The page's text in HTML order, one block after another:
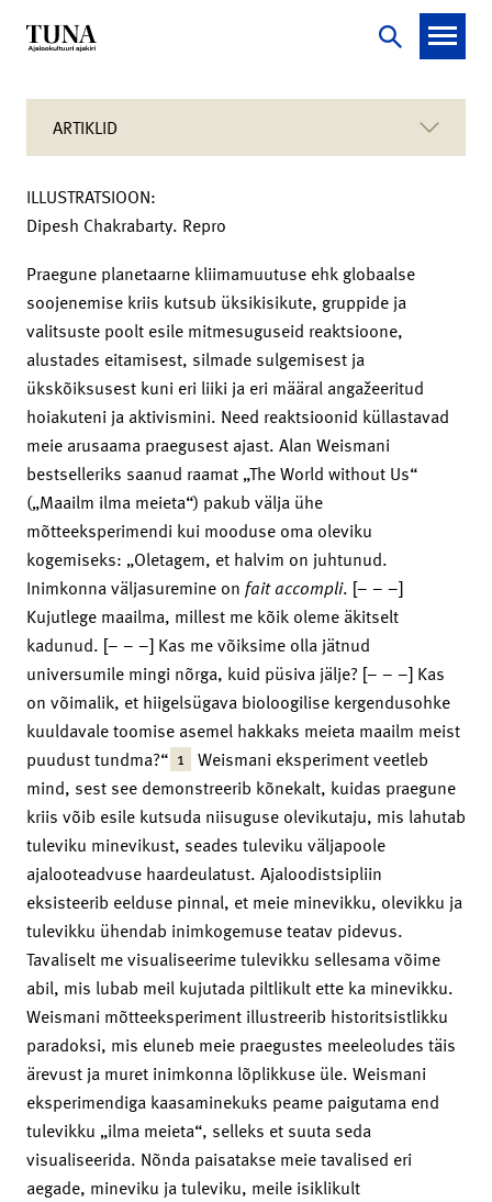
ARTIKLID
ILLUSTRATSIOON:
Dipesh Chakrabarty. Repro
Praegune planetaarne kliimamuutuse ehk globaalse
soojenemise kriis kutsub üksikisikute, gruppide ja
valitsuste poolt esile mitmesuguseid reaktsioone,
alustades eitamisest, silmade sulgemisest ja
ükskõiksusest kuni eri liiki ja eri määral angažeeritud
hoiakuteni ja aktivismini. Need reaktsioonid küllastavad
meie arusaama praegusest ajast. Alan Weismani
bestselleriks saanud raamat „The World without Us“
(„Maailm ilma meieta“) pakub välja ühe
mõtteeksperimendi kui mooduse oma oleviku
kogemiseks: „Oletagem, et halvim on juhtunud.
Inimkonna väljasuremine on fait accompli. [– – –]
Kujutlege maailma, millest me kõik oleme äkitselt
kadunud. [– – –] Kas me võiksime olla jätnud
universumile mingi nõrga, kuid püsiva jälje? [– – –] Kas
on võimalik, et hiigelsügava bioloogilise kergendusohke
kuuldavale toomise asemel hakkaks meieta maailm meist
puudust tundma?“ 1 Weismani eksperiment veetleb
mind, sest see demonstreerib kõnekalt, kuidas praegune
kriis võib esile kutsuda niisuguse olevikutaju, mis lahutab
tuleviku minevikust, seades tuleviku väljapoole
ajalooteadvuse haardeulatust. Ajaloodistsipliin
eksisteerib eelduse pinnal, et meie minevikku, olevikku ja
tulevikku ühendab inimkogemuse teatav pidevus.
Tavaliselt me visualiseerime tulevikku sellesama võime
abil, mis lubab meil kujutada piltlikult ette ka minevikku.
Weismani mõtteeksperiment illustreerib historitsistlikku
paradoksi, mis eluneb meie praegustes meeleoludes täis
ärevust ja muret inimkonna lõplikkuse üle. Weismani
eksperimendiga kaasaminekuks peame paigutama end
tulevikku „ilma meieta“, selleks et suuta seda
visualiseerida. Nõnda paisatakse meie tavalised eri
aegade, mineviku ja tuleviku, meile isiklikult